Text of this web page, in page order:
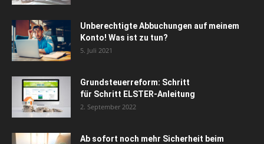
Unberechtigte Abbuchungen auf meinem
Konto! Was ist zu tun?
5. Juli 2021
Grundsteuerreform: Schritt
für Schritt ELSTER-Anleitung
2. September 2022
Ab sofort noch mehr Sicherheit beim